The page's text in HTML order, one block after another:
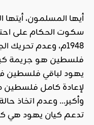
أيها المسلمون،
سكوت الحكام على
1948م، وعدم
تحريك
فلسطين هو جريمة
لإعادة كامل
وأكبر… وعدم اتخاذ
تدعم كيان يهود هي